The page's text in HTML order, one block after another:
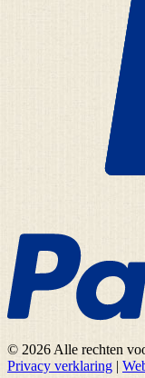
© 2026 Alle rechten
Privacy verklaring |